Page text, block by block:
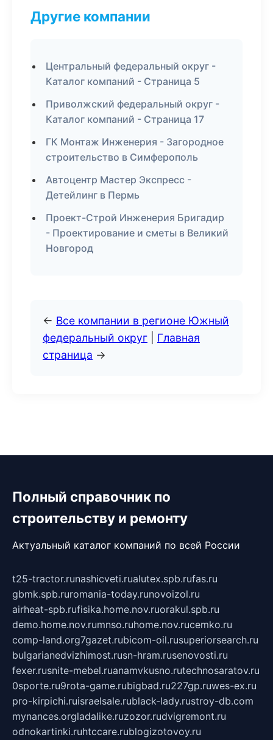
Другие компании
Центральный федеральный округ -
Каталог компаний - Страница 5
Приволжский федеральный округ -
Каталог компаний - Страница 17
ГК Монтаж Инженерия - Загородное
строительство в Симферополь
Автоцентр Мастер Экспресс -
Детейлинг в Пермь
Проект-Строй Инженерия Бригадир
- Проектирование и сметы в Великий
Новгород
← Все компании в регионе Южный
федеральный округ
Главная
страница →
Полный справочник по
строительству и ремонту
Актуальный каталог компаний по всей России
t25-tractor.runashicveti.rualutex.spb.rufas.ru
gbmk.spb.ruromania-today.runovoizol.ru
airheat-spb.rufisika.home.nov.ruorakul.spb.ru
demo.home.nov.rumnso.ruhome.nov.rucemko.ru
comp-land.org7gazet.rubicom-oil.rusuperiorsearch.ru
bulgarianedvizhimost.rusn-hram.rusenovosti.ru
fexer.rusnite-mebel.ruanamvkusno.rutechnosaratov.ru
0sporte.ru9rota-game.rubigbad.ru227gp.ruwes-ex.ru
pro-kirpichi.ruisraelsale.rublack-lady.rustroy-db.com
mynances.orgladalike.ruzozor.rudvigremont.ru
odnokartinki.ruhtccare.rublogizotovoy.ru